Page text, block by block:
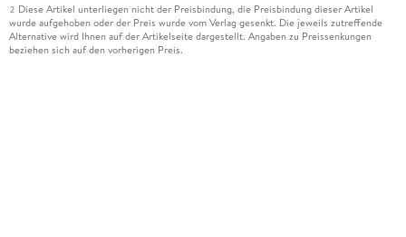
2 Diese Artikel unterliegen nicht der Preisbindung, die Preisbindung dieser Artikel
wurde aufgehoben oder der Preis wurde vom Verlag gesenkt. Die jeweils zutreffende
Alternative wird Ihnen auf der Artikelseite dargestellt. Angaben zu Preissenkungen
beziehen sich auf den vorherigen Preis.